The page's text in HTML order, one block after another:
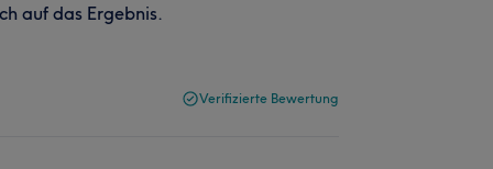
auf das Ergebnis.
Verifizierte Bewertung